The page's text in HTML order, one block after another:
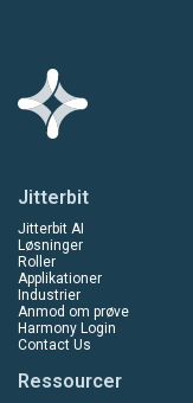
Jitterbit
Jitterbit AI
Løsninger
Roller
Applikationer
Industrier
Anmod om prøve
Harmony Login
Contact Us
Ressourcer